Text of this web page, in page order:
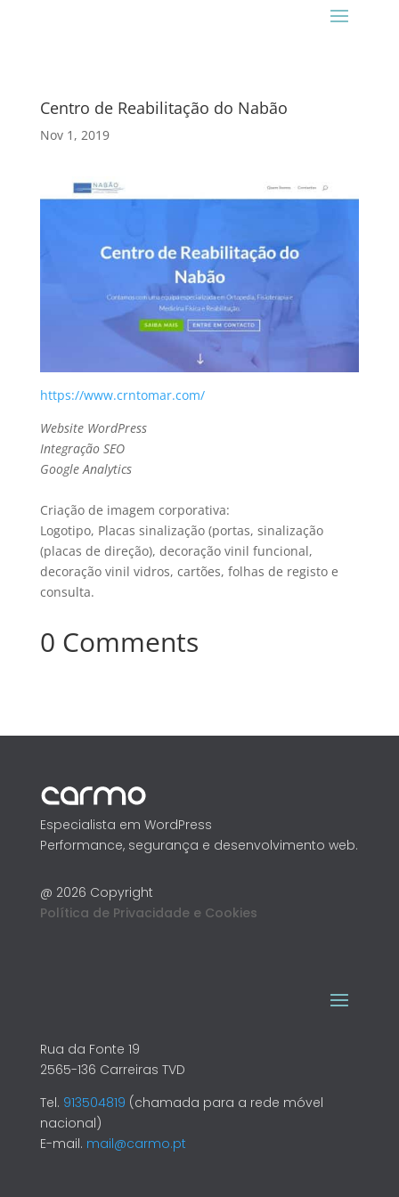
Centro de Reabilitação do Nabão
Nov 1, 2019
https://www.crntomar.com/
Website WordPress
Integração SEO
Google Analytics
Criação de imagem corporativa:
Logotipo, Placas sinalização (portas, sinalização
(placas de direção), decoração vinil funcional,
decoração vinil vidros, cartões, folhas de registo e
consulta.
0 Comments
Especialista em WordPress
Performance, segurança e desenvolvimento web.
@ 2026 Copyright
Política de Privacidade e Cookies
Rua da Fonte 19
2565-136 Carreiras TVD
Tel. 913504819 (chamada para a rede móvel
nacional)
E-mail. mail@carmo.pt